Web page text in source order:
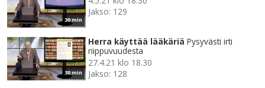
30 min
Jakso: 129
30 min
Herra käyttää lääkäriä Pysyvästi irti
riippuvuudesta
27.4.21 klo 18.30
Jakso: 128